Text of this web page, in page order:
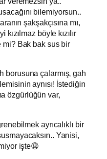
bilemiyorsun..
şakşakçısına mı,
böyle kızılır
Bak bak sus bir
borusuna çalarmış, gah
aynısı! İstediğin
özgürlüğün var,
ayrıcalıklı bir
Yanisi,
işte😩